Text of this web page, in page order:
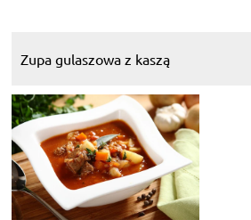
Zupa gulaszowa z kaszą